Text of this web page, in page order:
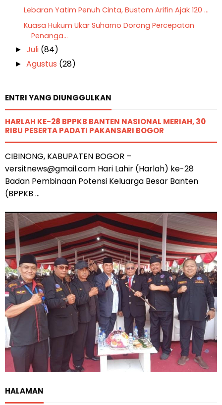
Lebaran Yatim Penuh Cinta, Bustom Arifin Ajak 120 ...
Kuasa Hukum Ukar Suharno Dorong Percepatan
Penanga...
►Juli (84)
► Agustus (28)
ENTRI YANG DIUNGGULKAN
HARLAH KE-28 BPPKB BANTEN NASIONAL MERIAH, 30
RIBU PESERTA PADATI PAKANSARI BOGOR
CIBINONG, KABUPATEN BOGOR –
versitnews@gmail.com Hari Lahir (Harlah) ke-28
Badan Pembinaan Potensi Keluarga Besar Banten
(BPPKB ...
HALAMAN